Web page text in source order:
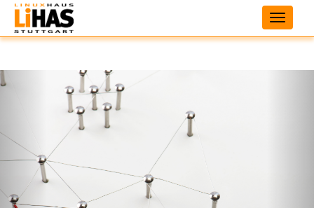
Toggle
ZURÜCK